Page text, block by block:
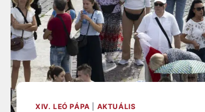
XIV. LEÓ PÁPA AKTUÁLIS